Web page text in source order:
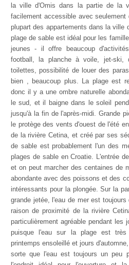
la ville d'Omis dans la partie de la
facilement accessible avec
plupart des appartements dans la ville
plage de sable est idéal pour les
jeunes - il offre beaucoup
football, la planche à voile, jet-ski,
toilettes, possibilité de louer des
bien , beaucoup plus. La plage est
donc il y a une ombre naturelle
le sud, et il baigne dans le soleil
jusqu'à la fin de l'après-midi. Grande
le protège des vents d'ouest de l'été
de la rivière Cetina, et créé par ses
de sable est probablement l'un des
plages de sable en Croatie. L'entrée
et on peut marcher des centaines de
abondante avec des poissons et des
intéressants pour la plongée. Sur la
grande jetée, l'eau de mer est
raison de proximité de la rivière
particulièrement agréable pendant les
puisque l'eau sur la plage est
printemps ensoleillé et jours
sorte que l'eau est toujours un peu